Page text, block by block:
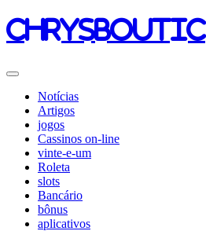
chrysboutic
Notícias
Artigos
jogos
Cassinos on-line
vinte-e-um
Roleta
slots
Bancário
bônus
aplicativos